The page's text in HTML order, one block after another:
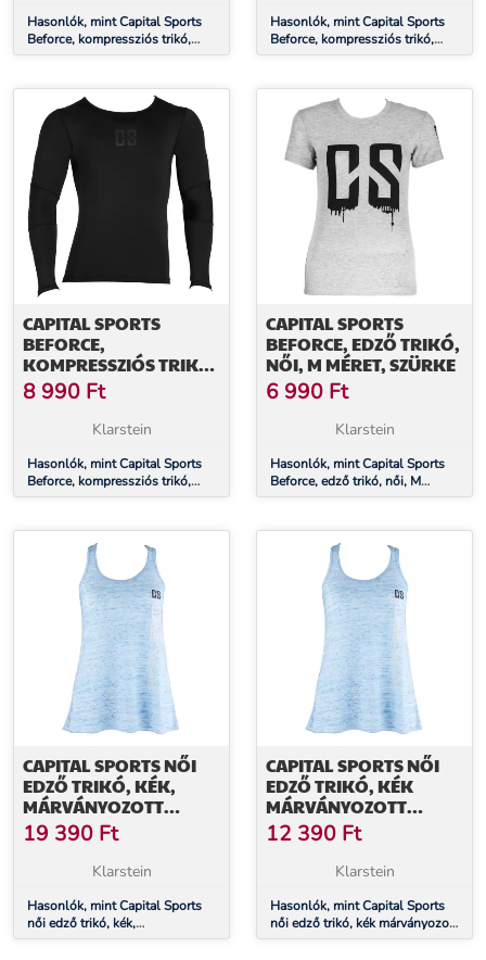
Hasonlók, mint Capital Sports
Beforce, kompressziós trikó,
funkcionális fehérnemű, férfi, M
Hasonlók, mint Capital Sports
Beforce, kompressziós trikó,
funkcionális fehérnemű, férfi, L
CAPITAL SPORTS
BEFORCE,
KOMPRESSZIÓS TRIKÓ,
FUNKCIONÁLIS
FEHÉRNEMŰ, FÉRFI, XL
8 990 Ft
Klarstein
Hasonlók, mint Capital Sports
Beforce, kompressziós trikó,
funkcionális fehérnemű, férfi, XL
CAPITAL SPORTS
BEFORCE, EDZŐ TRIKÓ,
NŐI, M MÉRET, SZÜRKE
6 990 Ft
Klarstein
Hasonlók, mint Capital Sports
Beforce, edző trikó, női, M
méret, szürke
CAPITAL SPORTS NŐI
EDZŐ TRIKÓ, KÉK,
MÁRVÁNYOZOTT
HATÁSÚ, M MÉRET
19 390 Ft
Klarstein
Hasonlók, mint Capital Sports
női edző trikó, kék,
márványozott hatású, M méret
CAPITAL SPORTS NŐI
EDZŐ TRIKÓ, KÉK
MÁRVÁNYOZOTT
HATÁSÚ, L MÉRET
12 390 Ft
Klarstein
Hasonlók, mint Capital Sports
női edző trikó, kék márványozott
hatású, L méret